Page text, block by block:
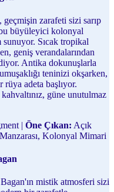
zarafeti sizi sarıp
büyüleyici kolonyal
Sıcak tropikal
geniş verandalarından
Antika dokunuşlarla
teninizi okşarken,
rüya adeta başlıyor.
güne unutulmaz
| Öne Çıkan: Açık
Kolonyal Mimari
mistik atmosferi sizi